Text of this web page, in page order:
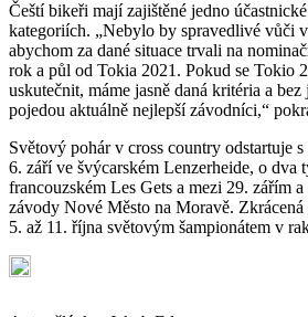
Čeští bikeři mají zajištěné jedno
kategoriích. „Nebylo by spravedlivé vůči
abychom za dané situace trvali na
rok a půl od Tokia 2021. Pokud se Tokio
uskutečnit, máme jasně daná kritéria a
pojedou aktuálně nejlepší závodníci,“
Světový pohár v cross country odstartuje
6. září ve švýcarském Lenzerheide, o dva
francouzském Les Gets a mezi 29. zářím
závody Nové Město na Moravě.
5. až 11. října světovým šampionátem v